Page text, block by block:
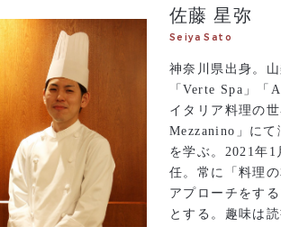
佐藤 星弥
Seiya Sato
神奈川県出身。
「Verte Spa」「
イタリア料理の
Mezzanino」に
を学ぶ。2021年
任。常に「料理
アプローチをす
とする。趣味は